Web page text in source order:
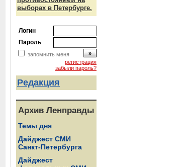
выборах в Петербурге.
Логин
Пароль
запомнить меня
регистрация
забыли пароль?
Редакция
Архив Ленправды
Темы дня
Дайджест СМИ
Санкт-Петербурга
Дайджест